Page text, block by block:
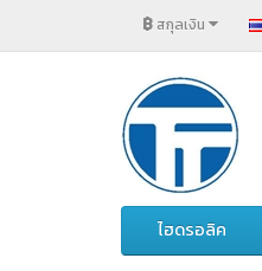
฿ สกุลเงิน
ไฮดรอลิค